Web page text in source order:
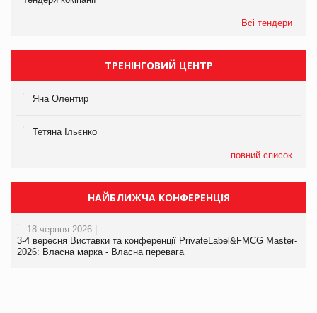
Всі тендери
ТРЕНІНГОВИЙ ЦЕНТР
Яна Олентир
Тетяна Ільєнко
повний список
НАЙБЛИЖЧА КОНФЕРЕНЦІЯ
18 червня 2026 |
3-4 вересня Виставки та конференції PrivateLabel&FMCG Master-
2026: Власна марка - Власна перевага